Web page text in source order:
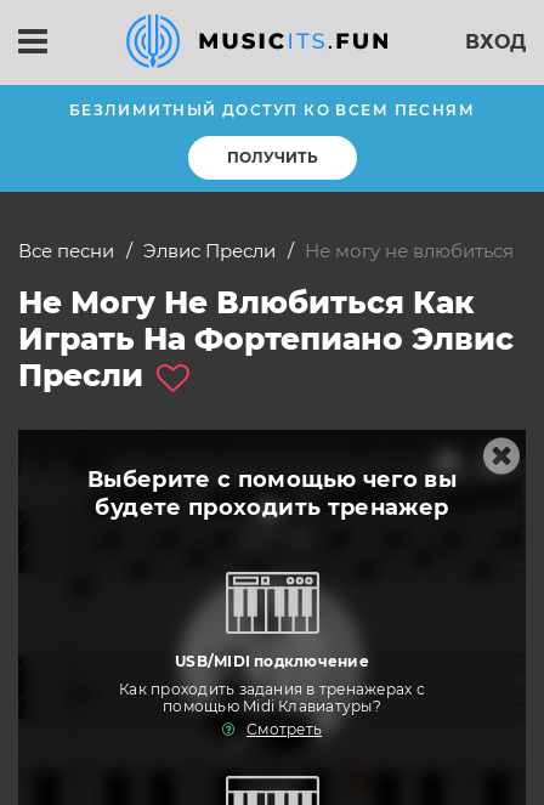
ВХОД
БЕЗЛИМИТНЫЙ ДОСТУП КО ВСЕМ ПЕСНЯМ
ПОЛУЧИТЬ
Все песни Элвис Пресли Не могу не влюбиться
Не Могу Не Влюбиться Как
Играть На Фортепиано Элвис
Пресли
Выберите с помощью чего вы
будете проходить тренажер
USB/MIDI подключение
Как проходить задания в тренажерах с
помощью Midi Клавиатуры?
Смотреть